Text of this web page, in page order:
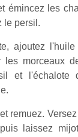
émincez les
le persil.
ajoutez
les morceaux
et l'échalote
remuez.
laissez